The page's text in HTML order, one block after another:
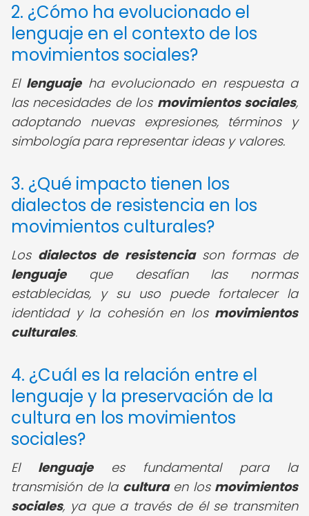
2. ¿Cómo ha evolucionado el
lenguaje en el contexto de los
movimientos sociales?
El lenguajeha evolucionado en respuesta a
las necesidades de los movimientos sociales,
adoptando nuevas expresiones, términos y
simbología para representar ideas y valores.
3. ¿Qué impacto tienen los
dialectos de resistencia en los
movimientos culturales?
Los dialectos de resistenciason formas de
lenguajeque desafían las normas
establecidas, y su uso puede fortalecer la
identidad y la cohesión en los movimientos
culturales.
4. ¿Cuál es la relación entre el
lenguaje y la preservación de la
cultura en los movimientos
sociales?
El lenguajees fundamental para la
transmisión de la culturaen los movimientos
sociales, ya que a través de él se transmiten